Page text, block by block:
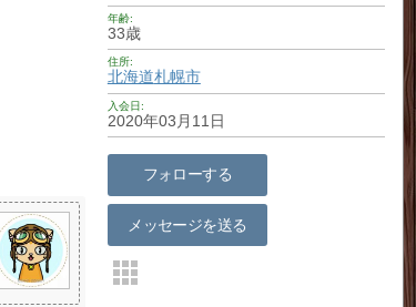
年齢
33歳
住所
北海道札幌市
入会日
2020年03月11日
フォローする
メッセージを送る